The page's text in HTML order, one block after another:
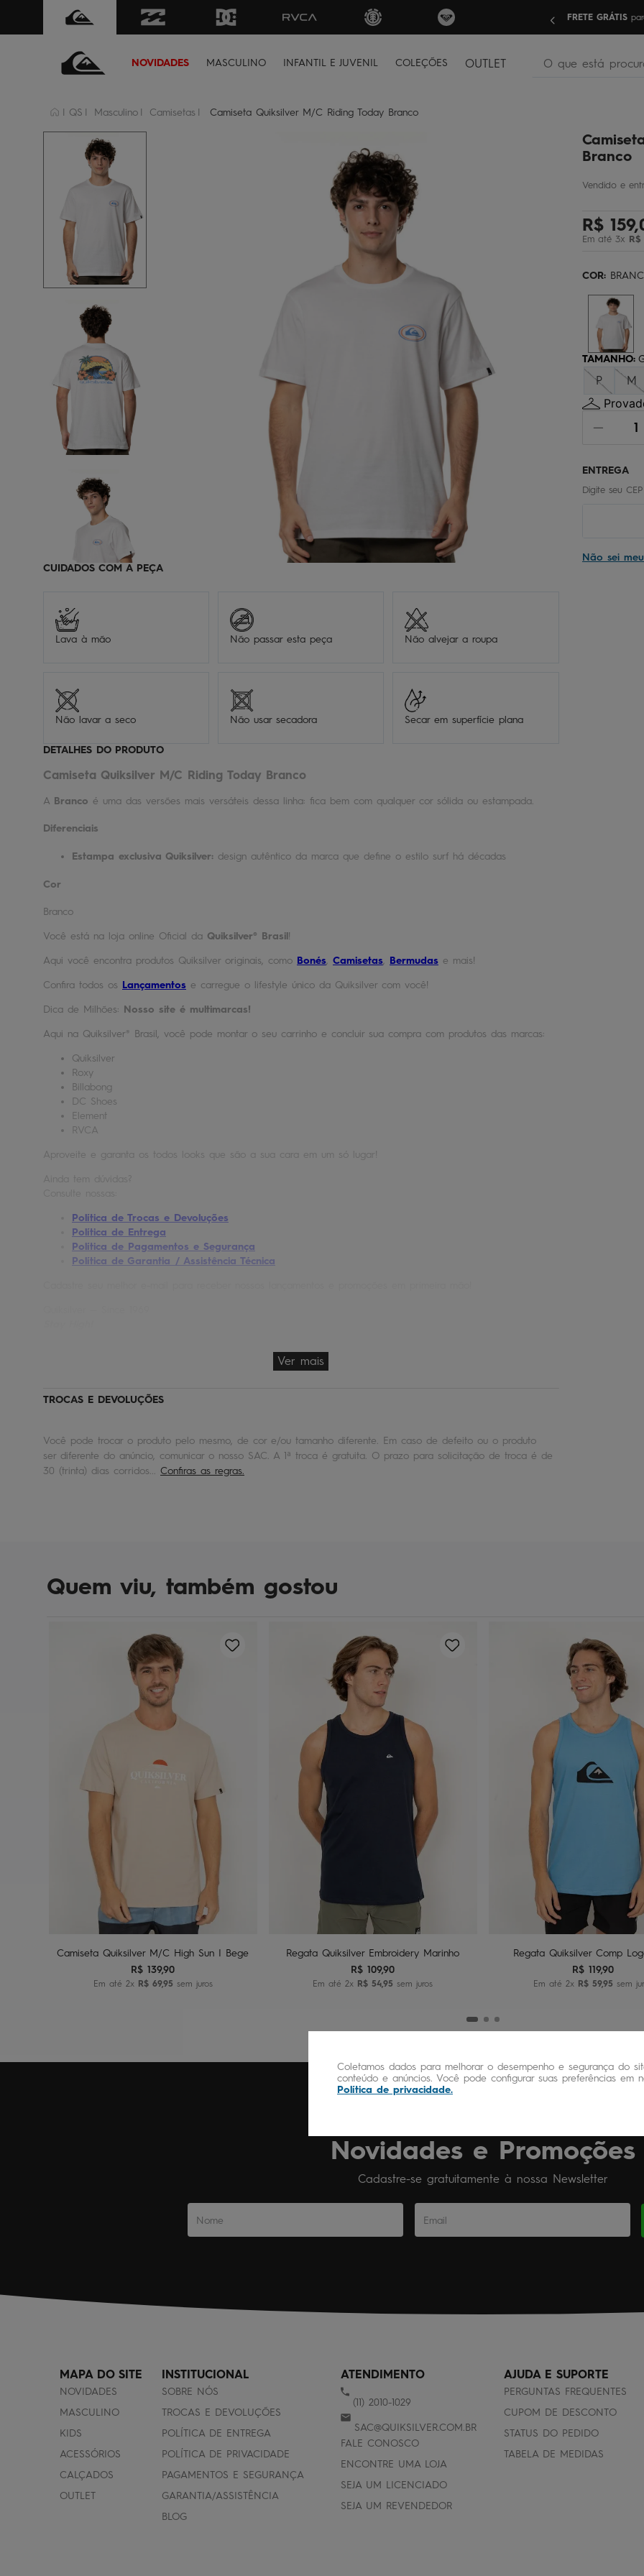
FRETE GRÁTIS para todo Brasil nas compras acima de R$499 | Consulte as Regras Sua
NOVIDADES MASCULINO INFANTIL E JUVENIL COLEÇÕES OUTLET
O que está
Coletamos dados para melhorar o desempenho e segurança do
conteúdo e anúncios. Você pode configurar suas preferências em
Política de privacidade.
QS Masculino Camisetas Camiseta Quiksilver M/C Riding Today Branco
CUIDADOS COM A PEÇA
Lava à mão Não passar esta peça Não alvejar a roupa
Não lavar a seco Não usar secadora Secar em superfície plana
DETALHES DO PRODUTO
Camiseta Quiksilver M/C Riding Today Branco
A Branco é uma das versões mais versáteis dessa linha: fica bem com qualquer cor sólida ou estampada.
Diferenciais
Estampa exclusiva Quiksilver: design autêntico da marca que define o estilo surf há décadas
Cor
Branco
Você está na loja online Oficial da Quiksilver® Brasil!
Aqui você encontra produtos Quiksilver originais, como Bonés, Camisetas, Bermudas e mais!
Confira todos os Lançamentos e carregue o lifestyle único da Quiksilver com você!
Dica de Milhões: Nosso site é multimarcas!
Aqui na Quiksilver® Brasil, você pode montar o seu carrinho e concluir sua compra com produtos das marcas:
Quiksilver
Roxy
Billabong
DC Shoes
Element
RVCA
Aproveite e garanta os todos looks que são a sua cara em um só lugar!
Política de Trocas e Devoluções
Política de Entrega
Política de Pagamentos e Segurança
Política de Garantia / Assistência Técnica
Ver mais
TROCAS E DEVOLUÇÕES
Você pode trocar o produto pelo mesmo, de cor e/ou tamanho diferente. Em caso de defeito ou o produto
ser diferente do anúncio, comunicar o nosso SAC. A 1ª troca é gratuita. O prazo para solicitação de troca é de
30 (trinta) dias corridos... Confiras as regras.
Branco
R$ 159,
Em até 3x R$
COR:
TAMANHO:
P M
Não sei
Quem viu, também gostou
Adicionar ao carrinho
Camiseta Quiksilver M/C High Sun I Bege
R$ 139,90
Em até 2x R$ 69,95 sem juros
GG
Adicionar ao carrinho
Regata Quiksilver Embroidery Marinho
R$ 109,90
Em até2x R$ 54,95 sem juros
P GG
Adicionar ao
Regata Quiksilver Comp
R$ 119,90
Em até 2x R$ 59,95 sem
Novidades e Promoções
Cadastre-se gratuitamente à nossa Newsletter
MAPA DO SITE
NOVIDADES
MASCULINO
KIDS
ACESSÓRIOS
CALÇADOS
OUTLET
INSTITUCIONAL
SOBRE NÓS
TROCAS E DEVOLUÇÕES
POLÍTICA DE ENTREGA
POLÍTICA DE PRIVACIDADE
PAGAMENTOS E SEGURANÇA
GARANTIA/ASSISTÊNCIA
BLOG
ATENDIMENTO
(11) 2010-1029
SAC@QUIKSILVER.COM.BR
FALE CONOSCO
ENCONTRE UMA LOJA
SEJA UM LICENCIADO
SEJA UM REVENDEDOR
AJUDA E SUPORTE
PERGUNTAS FREQUENTES
CUPOM DE DESCONTO
STATUS DO PEDIDO
TABELA DE MEDIDAS
1 bone
3 camiseta
4º regata
bermuda
óculos
jaqueta
chinelo